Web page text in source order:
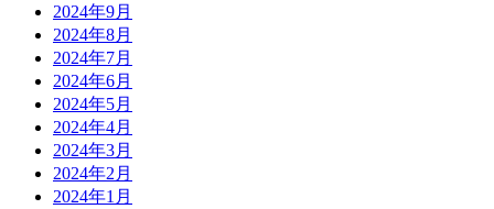
2024年9月
2024年8月
2024年7月
2024年6月
2024年5月
2024年4月
2024年3月
2024年2月
2024年1月